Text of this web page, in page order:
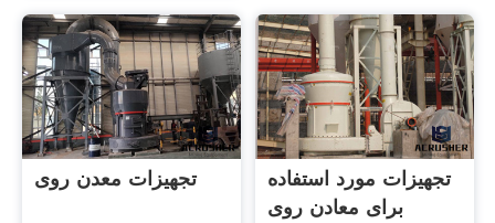
تجهیزات معدن روی
تجهیزات مورد استفاده
برای معادن روی